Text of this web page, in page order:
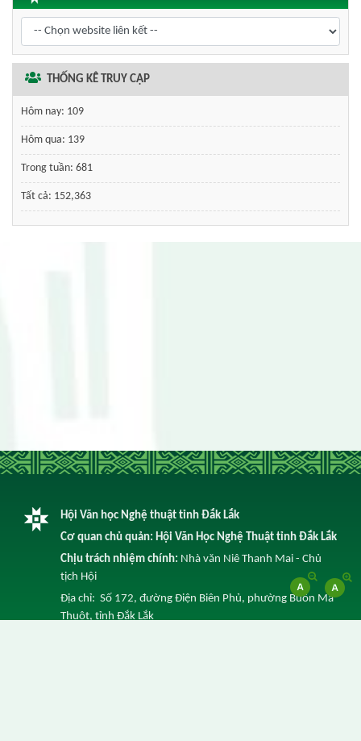
THỐNG KÊ TRUY CẬP
Hôm nay: 109
Hôm qua: 139
Trong tuần: 681
Tất cả: 152,363
Hội Văn học Nghệ thuật tỉnh Đắk Lắk
Cơ quan chủ quản: Hội Văn Học Nghệ Thuật tỉnh Đắk Lắk
Chịu trách nhiệm chính: Nhà văn Niê Thanh Mai - Chủ
tịch Hội
Địa chỉ: Số 172, đường Điện Biên Phủ, phường Buôn Ma
Thuột, tỉnh Đắk Lắk